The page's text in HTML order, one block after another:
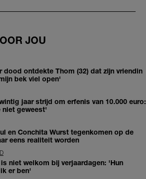
JOU
dood ontdekte Thom (32) dat zijn vriendin
bek viel open'
jaar strijd om erfenis van 10.000 euro:
niet geweest'
en Conchita Wurst tegenkomen op de
eens realiteit worden
niet welkom bij verjaardagen: 'Hun
er ben'